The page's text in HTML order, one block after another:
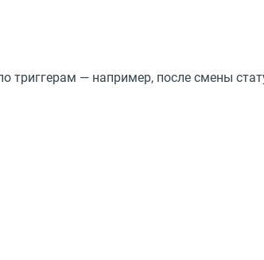
— например, после смены